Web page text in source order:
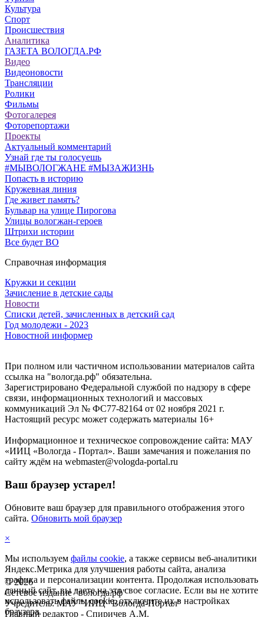
Культура
Спорт
Происшествия
Аналитика
ГАЗЕТА ВОЛОГДА.РФ
Видео
Видеоновости
Трансляции
Ролики
Фильмы
Фотогалерея
Фоторепортажи
Проекты
Актуальный комментарий
Узнай где ты голосуешь
#МЫВОЛОГЖАНЕ #МЫЗАЖИЗНЬ
Попасть в историю
Кружевная линия
Где живет память?
Бульвар на улице Пирогова
Улицы вологжан-героев
Штрихи истории
Все будет ВО
Справочная информация
Кружки и секции
Зачисление в детские сады
Новости
Списки детей, зачисленных в детский сад
Год молодежи - 2023
©2026
Сетевое издание "вологда.рф"
Учредитель: МАУ "ИИЦ "Вологда-Портал"
Главный редактор - Спиричев А.М.
Новостной информер
При полном или частичном использовании материалов сайта
ссылка на "вологда.рф" обязательна.
Зарегистрировано Федеральной службой по надзору в сфере
связи, информационных технологий и массовых
коммуникаций Эл № ФС77-82164 от 02 ноября 2021 г.
Настоящий ресурс может содержать материалы 16+
Информационное и техническое сопровождение сайта: МАУ
«ИИЦ «Вологда - Портал». Ваши замечания и пожелания по
сайту ждём на webmaster@vologda-portal.ru
Ваш браузер устарел!
Обновите ваш браузер для правильного отображения этого
сайта. Обновить мой браузер
×
Мы используем файлы cookie, а также сервисы веб-аналитики
Яндекс.Метрика для улучшения работы сайта, анализа
трафика и персонализации контента. Продолжая использовать
данный сайт, вы даете на это свое согласие. Если вы не хотите
использовать файлы cookie, отключите их в настройках
браузера.